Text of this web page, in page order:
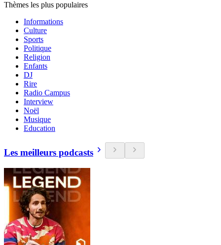
Thèmes les plus populaires
Informations
Culture
Sports
Politique
Religion
Enfants
DJ
Rire
Radio Campus
Interview
Noël
Musique
Education
Les meilleurs podcasts